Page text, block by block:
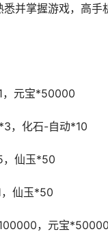
并掌握游戏，高
元宝*50000
化石-自动*10
仙玉*50
仙玉*50
，元宝